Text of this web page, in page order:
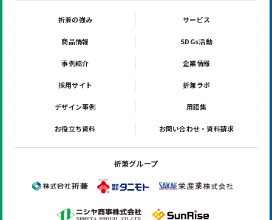
折兼の強み サービス
商品情報 SDGs活動
事例紹介 企業情報
採用サイト 折兼ラボ
デザイン事例 用語集
お役立ち資料 お問い合わせ・資料請求
折兼グループ